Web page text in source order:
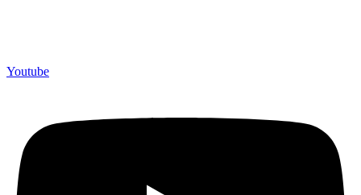
Youtube